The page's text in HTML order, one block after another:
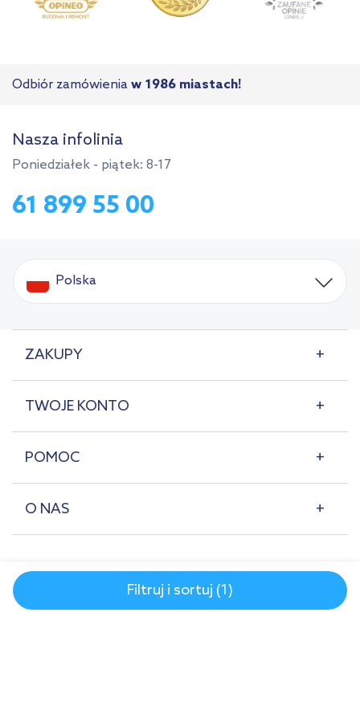
Odbiór zamówienia w 1986 miastach!
Nasza infolinia
Poniedziałek - piątek: 8-17
61 899 55 00
Polska
ZAKUPY
TWOJE KONTO
POMOC
O NAS
Filtruj i sortuj (1)